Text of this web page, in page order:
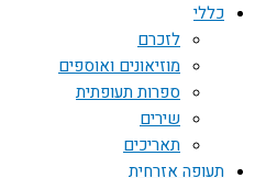
כללי
לזכרם
מוזיאונים ואוספים
ספרות תעופתית
שירים
תאריכים
תעופה אזרחית